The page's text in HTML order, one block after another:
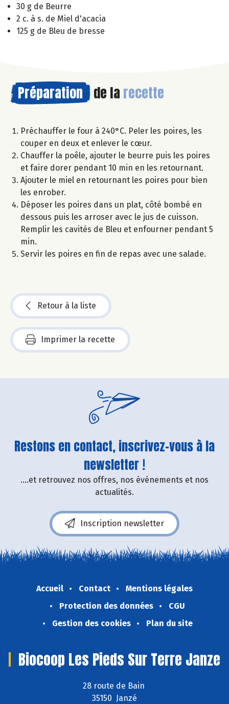
30 g de Beurre
2 c. à s. de Miel d'acacia
125 g de Bleu de bresse
Préparation de la recette
Préchauffer le four à 240°C. Peler les poires, les
couper en deux et enlever le cœur.
Chauffer la poêle, ajouter le beurre puis les poires
et faire dorer pendant 10 min en les retournant.
Ajouter le miel en retournant les poires pour bien
les enrober.
Déposer les poires dans un plat, côté bombé en
dessous puis les arroser avec le jus de cuisson.
Remplir les cavités de Bleu et enfourner pendant 5
min.
Servir les poires en fin de repas avec une salade.
Retour à la liste
Imprimer la recette
Restons en contact, inscrivez-vous à la
newsletter !
....et retrouvez nos offres, nos événements et nos
actualités.
Inscription newsletter
Accueil Contact
Mentions légales
Protection des données
CGU
Gestion des cookies
Plan du site
Biocoop Les Pieds Sur Terre Janze
28 route de Bain
35150 Janzé